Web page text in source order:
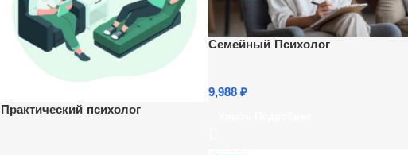
Практический психолог
Семейный Психолог
9,988₽